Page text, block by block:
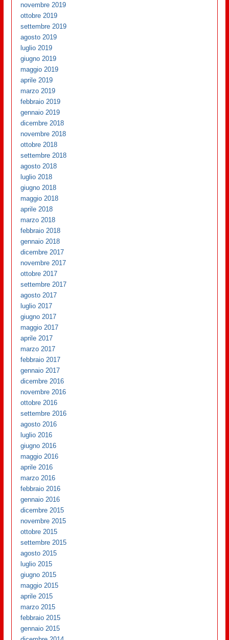
novembre 2019
ottobre 2019
settembre 2019
agosto 2019
luglio 2019
giugno 2019
maggio 2019
aprile 2019
marzo 2019
febbraio 2019
gennaio 2019
dicembre 2018
novembre 2018
ottobre 2018
settembre 2018
agosto 2018
luglio 2018
giugno 2018
maggio 2018
aprile 2018
marzo 2018
febbraio 2018
gennaio 2018
dicembre 2017
novembre 2017
ottobre 2017
settembre 2017
agosto 2017
luglio 2017
giugno 2017
maggio 2017
aprile 2017
marzo 2017
febbraio 2017
gennaio 2017
dicembre 2016
novembre 2016
ottobre 2016
settembre 2016
agosto 2016
luglio 2016
giugno 2016
maggio 2016
aprile 2016
marzo 2016
febbraio 2016
gennaio 2016
dicembre 2015
novembre 2015
ottobre 2015
settembre 2015
agosto 2015
luglio 2015
giugno 2015
maggio 2015
aprile 2015
marzo 2015
febbraio 2015
gennaio 2015